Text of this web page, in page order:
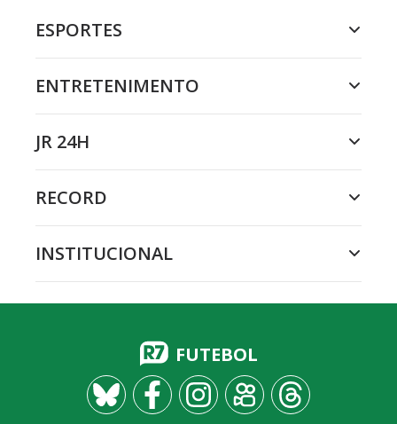
ESPORTES
ENTRETENIMENTO
JR 24H
RECORD
INSTITUCIONAL
FUTEBOL